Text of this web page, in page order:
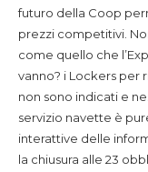
futuro della Coop
prezzi competitivi.
come quello che
vanno? i Lockers per
non sono indicati e
servizio navette è
interattive delle
la chiusura alle 23